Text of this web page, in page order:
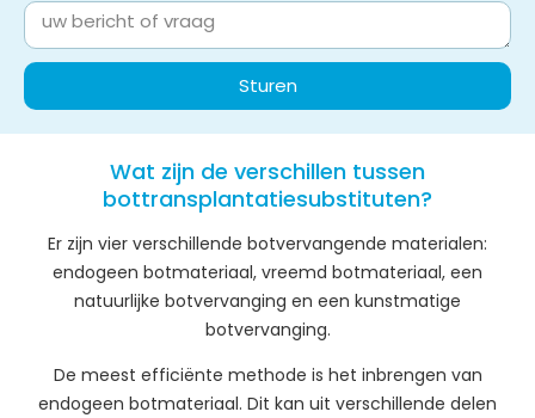
Sturen
Wat zijn de verschillen tussen
bottransplantatiesubstituten?
Er zijn vier verschillende botvervangende materialen:
endogeen botmateriaal, vreemd botmateriaal, een
natuurlijke botvervanging en een kunstmatige
botvervanging.
De meest efficiënte methode is het inbrengen van
endogeen botmateriaal. Dit kan uit verschillende delen